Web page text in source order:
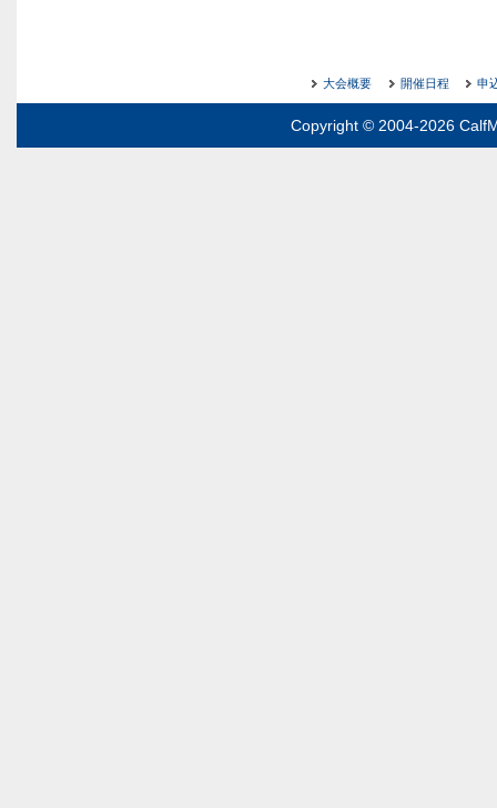
大会概要 開催日程 申
Copyright © 2004-2026